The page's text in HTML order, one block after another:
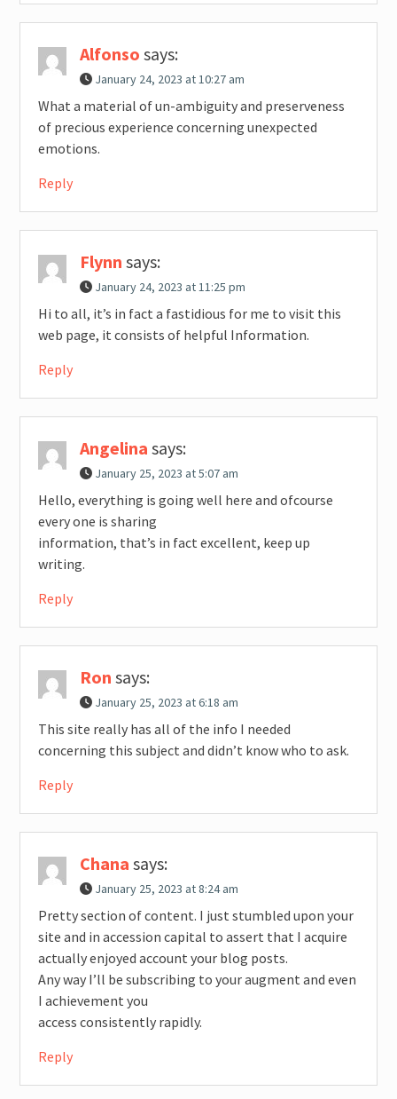
Alfonso says:
January 24, 2023 at 10:27 am
What a material of un-ambiguity and preserveness
of precious experience concerning unexpected
emotions.
Reply
Flynn says:
January 24, 2023 at 11:25 pm
Hi to all, it’s in fact a fastidious for me to visit this
web page, it consists of helpful Information.
Reply
Angelina says:
January 25, 2023 at 5:07 am
Hello, everything is going well here and ofcourse
every one is sharing
information, that’s in fact excellent, keep up
writing.
Reply
Ron says:
January 25, 2023 at 6:18 am
This site really has all of the info I needed
concerning this subject and didn’t know who to ask.
Reply
Chana says:
January 25, 2023 at 8:24 am
Pretty section of content. I just stumbled upon your
site and in accession capital to assert that I acquire
actually enjoyed account your blog posts.
Any way I’ll be subscribing to your augment and even
I achievement you
access consistently rapidly.
Reply